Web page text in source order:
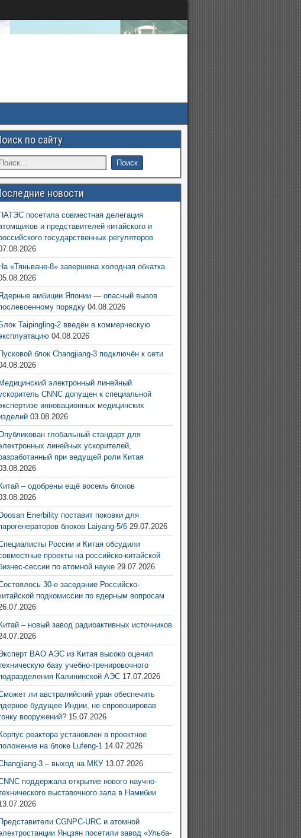
по сайту
новости
ПАТЭС посетила совместная делегация
и представителей китайского и
государственных регуляторов
На «Тяньване-8» завершена холодная обкатка
амбиции Японии — опасный вызов
порядку 04.08.2026
Блок Taipingling-2 введён в коммерческую
04.08.2026
Пусковой блок Changjiang-3 подключён к сети
Медицинский электронный линейный
CNNC допущен к специальной
инновационных медицинских
03.08.2026
глобальный стандарт для
линейных ускорителей,
при ведущей роли Китая
Китай – одобрены ещё восемь блоков
Doosan Enerbility поставит поковки для
блоков Laiyang-5/6 29.07.2026
России и Китая обсудили
проекты на российско-китайской
сессии по атомной науке 29.07.2026
30-е заседание Российско-
подкомиссии по ядерным вопросам
Китай – новый завод радиоактивных источников
ВАО АЭС из Китая высоко оценил
базу учебно-тренировочного
Калининской АЭС 17.07.2026
ли австралийский уран обеспечить
будущее Индии, не спровоцировав
вооружений? 15.07.2026
Корпус реактора установлен в проектное
на блоке Lufeng-1 14.07.2026
3 – выход на МКУ 13.07.2026
поддержала открытие нового научно-
выставочного зала в Намибии
Представители CGNPC-URC и атомной
Янцзян посетили завод «Ульба-